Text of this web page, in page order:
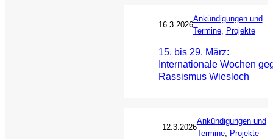
16.3.2026
Ankündigungen und
Termine, Projekte
15. bis 29. März:
Internationale Wochen
Rassismus Wiesloch
12.3.2026
Ankündigungen und
Termine, Projekte